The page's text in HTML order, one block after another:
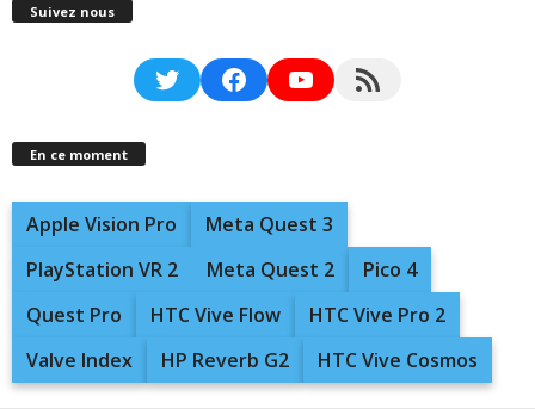
Suivez nous
TwitterFacebookYouTubeRSS Feed
En ce moment
Apple Vision Pro
Meta Quest 3
PlayStation VR 2
Meta Quest 2
Pico 4
Quest Pro
HTC Vive Flow
HTC Vive Pro 2
Valve Index
HP Reverb G2 HTC Vive Cosmos